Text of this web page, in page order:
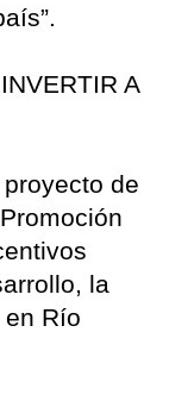
A
proyecto de
la
Río